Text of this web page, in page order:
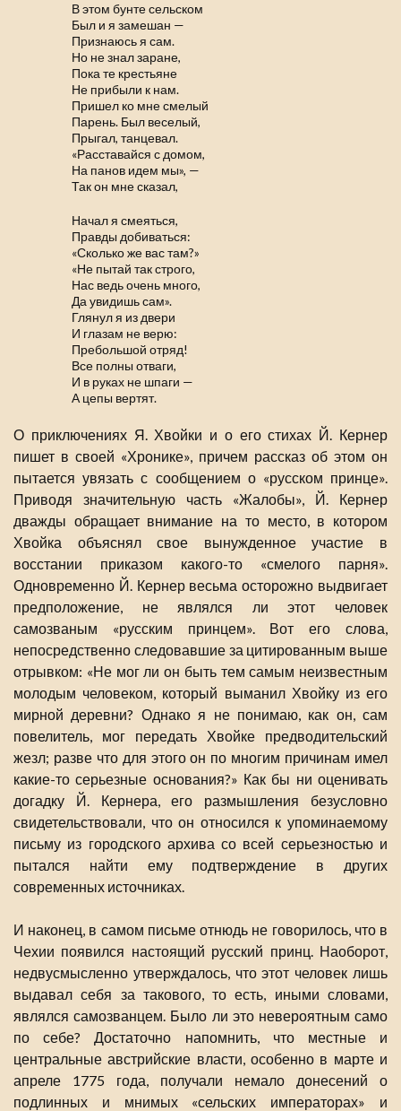
В этом бунте сельском
Был и я замешан —
Признаюсь я сам.
Но не знал заране,
Пока те крестьяне
Не прибыли к нам.
Пришел ко мне смелый
Парень. Был веселый,
Прыгал, танцевал.
«Расставайся с домом,
На панов идем мы», —
Так он мне сказал,
Начал я смеяться,
Правды добиваться:
«Сколько же вас там?»
«Не пытай так строго,
Нас ведь очень много,
Да увидишь сам».
Глянул я из двери
И глазам не верю:
Пребольшой отряд!
Все полны отваги,
И в руках не шпаги —
А цепы вертят.
О приключениях Я. Хвойки и о его стихах Й. Кернер
пишет в своей «Хронике», причем рассказ об этом он
пытается увязать с сообщением о «русском принце».
Приводя значительную часть «Жалобы», Й. Кернер
дважды обращает внимание на то место, в котором
Хвойка объяснял свое вынужденное участие в
восстании приказом какого-то «смелого парня».
Одновременно Й. Кернер весьма осторожно выдвигает
предположение, не являлся ли этот человек
самозваным «русским принцем». Вот его слова,
непосредственно следовавшие за цитированным выше
отрывком: «Не мог ли он быть тем самым неизвестным
молодым человеком, который выманил Хвойку из его
мирной деревни? Однако я не понимаю, как он, сам
повелитель, мог передать Хвойке предводительский
жезл; разве что для этого он по многим причинам имел
какие-то серьезные основания?» Как бы ни оценивать
догадку Й. Кернера, его размышления безусловно
свидетельствовали, что он относился к упоминаемому
письму из городского архива со всей серьезностью и
пытался найти ему подтверждение в других
современных источниках.
И наконец, в самом письме отнюдь не говорилось, что в
Чехии появился настоящий русский принц. Наоборот,
недвусмысленно утверждалось, что этот человек лишь
выдавал себя за такового, то есть, иными словами,
являлся самозванцем. Было ли это невероятным само
по себе? Достаточно напомнить, что местные и
центральные австрийские власти, особенно в марте и
апреле 1775 года, получали немало донесений о
подлинных и мнимых «сельских императорах» и